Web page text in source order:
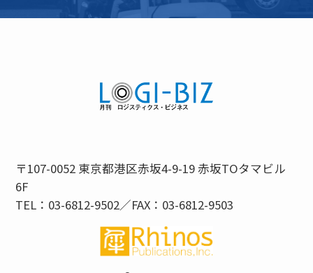
〒107-0052 東京都港区赤坂4-9-19 赤坂TOタマビル
6F
TEL：03-6812-9502／FAX：03-6812-9503